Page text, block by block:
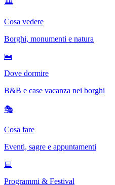
Cosa vedere
Borghi, monumenti e natura
🛌
Dove dormire
B&B e case vacanza nei borghi
🎭
Cosa fare
Eventi, sagre e appuntamenti
📅
Programmi & Festival